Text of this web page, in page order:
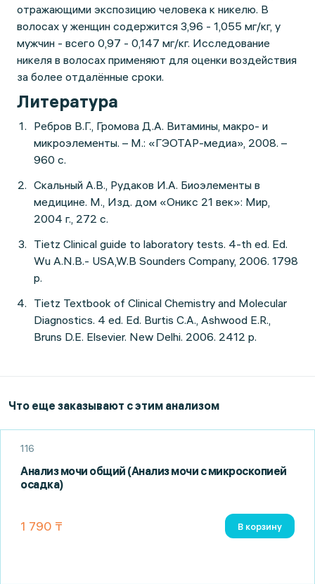
отражающими экспозицию человека к никелю. В
волосах у женщин содержится 3,96 - 1,055 мг/кг, у
мужчин - всего 0,97 - 0,147 мг/кг. Исследование
никеля в волосах применяют для оценки воздействия
за более отдалённые сроки.
Литература
Ребров В.Г., Громова Д.А. Витамины, макро- и
микроэлементы. – М.: «ГЭОТАР-медиа», 2008. –
960 с.
Скальный А.В., Рудаков И.А. Биоэлементы в
медицине. М., Изд. дом «Оникс 21 век»: Мир,
2004 г., 272 с.
Tietz Clinical guide to laboratory tests. 4-th ed. Ed.
Wu A.N.B.- USA,W.B Sounders Company, 2006. 1798
p.
Tietz Textbook of Clinical Chemistry and Molecular
Diagnostics. 4 ed. Ed. Burtis C.A., Ashwood E.R.,
Bruns D.E. Elsevier. New Delhi. 2006. 2412 p.
Что еще заказывают с этим анализом
116
Анализ мочи общий (Анализ мочи с микроскопией
осадка)
1 790 ₸ В корзину